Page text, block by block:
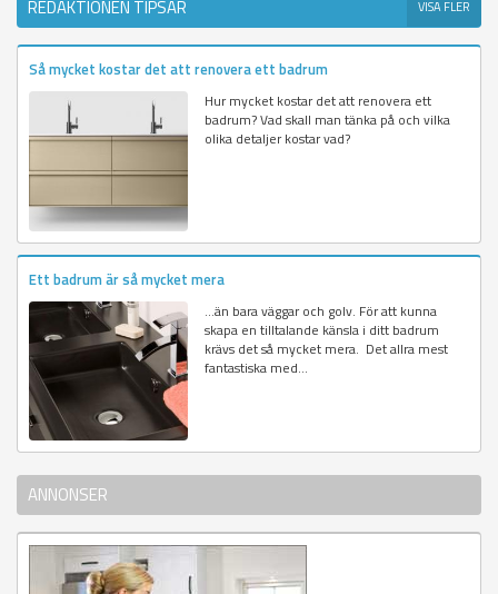
REDAKTIONEN TIPSAR VISA FLER
Så mycket kostar det att renovera ett badrum
Hur mycket kostar det att renovera ett
badrum? Vad skall man tänka på och vilka
olika detaljer kostar vad?
Ett badrum är så mycket mera
…än bara väggar och golv. För att kunna
skapa en tilltalande känsla i ditt badrum
krävs det så mycket mera. Det allra mest
fantastiska med...
ANNONSER